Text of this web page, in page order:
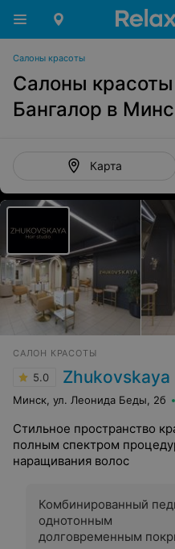
Салоны красоты
Салоны красоты
Бангалор в
Карта
САЛОН КРАСОТЫ
5.0 Zhukovskaya
Минск, ул. Леонида Беды, 2б
Стильное пространство
полным спектром
наращивания волос
Комбинированный
однотонным
долговременным